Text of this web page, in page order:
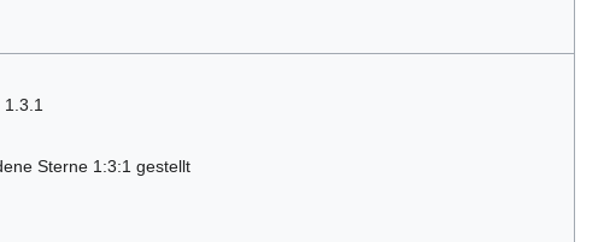
1.3.1
Sterne 1:3:1 gestellt